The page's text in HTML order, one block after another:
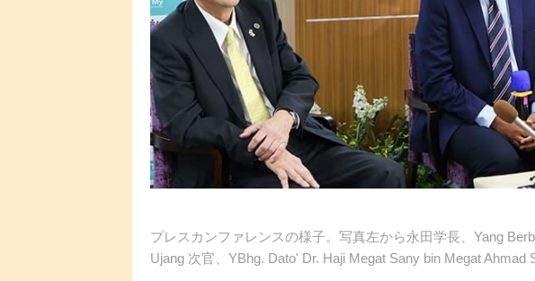
プレスカンファレンスの様子。写真左から永田学長、Yang
Ujang 次官、YBhg. Dato' Dr. Haji Megat Sany bin Megat Ahmad